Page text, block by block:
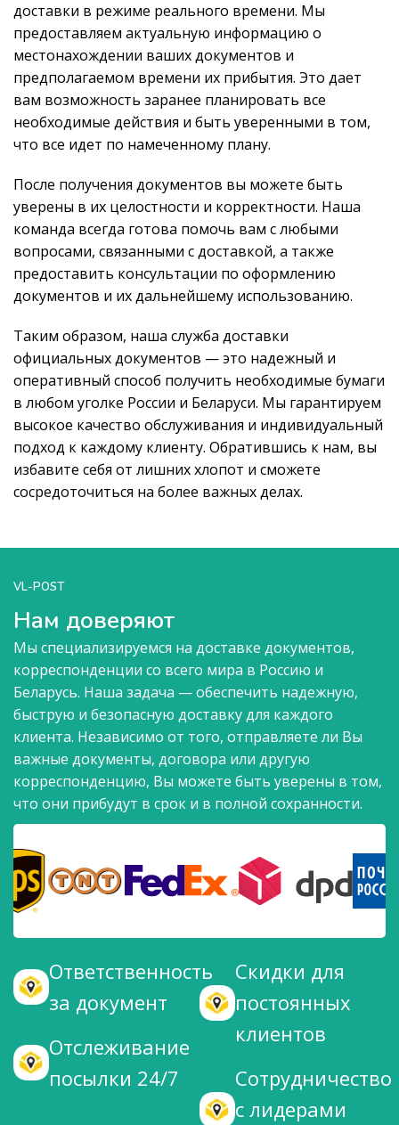
доставки в режиме реального времени. Мы
предоставляем актуальную информацию о
местонахождении ваших документов и
предполагаемом времени их прибытия. Это дает
вам возможность заранее планировать все
необходимые действия и быть уверенными в том,
что все идет по намеченному плану.
После получения документов вы можете быть
уверены в их целостности и корректности. Наша
команда всегда готова помочь вам с любыми
вопросами, связанными с доставкой, а также
предоставить консультации по оформлению
документов и их дальнейшему использованию.
Таким образом, наша служба доставки
официальных документов — это надежный и
оперативный способ получить необходимые бумаги
в любом уголке России и Беларуси. Мы гарантируем
высокое качество обслуживания и индивидуальный
подход к каждому клиенту. Обратившись к нам, вы
избавите себя от лишних хлопот и сможете
сосредоточиться на более важных делах.
VL-POST
Нам доверяют
Мы специализируемся на доставке документов,
корреспонденции со всего мира в Россию и
Беларусь. Наша задача — обеспечить надежную,
быструю и безопасную доставку для каждого
клиента. Независимо от того, отправляете ли Вы
важные документы, договора или другую
корреспонденцию, Вы можете быть уверены в том,
что они прибудут в срок и в полной сохранности.
Ответственность
за документ
Отслеживание
посылки 24/7
Скидки для
постоянных
клиентов
Сотрудничество
с лидерами